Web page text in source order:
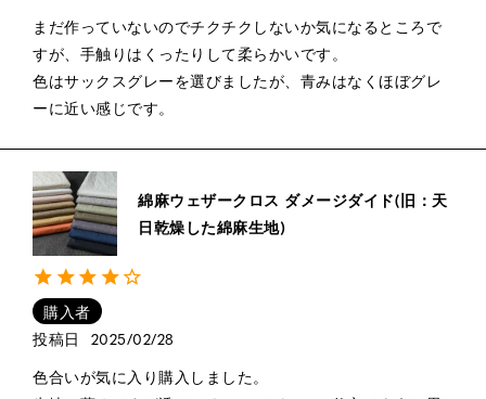
まだ作っていないのでチクチクしないか気になるところで
すが、手触りはくったりして柔らかいです。
色はサックスグレーを選びましたが、青みはなくほぼグレ
ーに近い感じです。
綿麻ウェザークロス ダメージダイド(旧：天
日乾燥した綿麻生地)
購入者
投稿日
2025/02/28
色合いが気に入り購入しました。